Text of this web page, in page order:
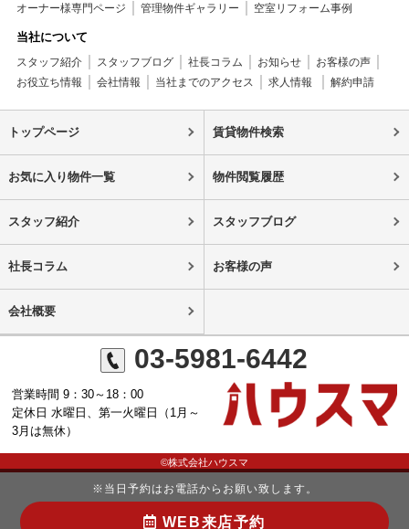
オーナー様専門ページ 管理物件ギャラリー 空室リフォーム事例
当社について
スタッフ紹介 スタッフブログ 社長コラム お知らせ
お客様の声
お役立ち情報
会社情報 当社までのアクセス 求人情報 解約申請
トップページ 賃貸物件検索
お気に入り物件一覧 物件閲覧履歴
スタッフ紹介 スタッフブログ
社長コラム お客様の声
会社概要
03-5981-6442
営業時間 9：30～18：00
定休日 水曜日、第一火曜日（1月～
3月は無休）
©株式会社ハウスマ
※当日予約はお電話からお願い致します。
WEB来店予約